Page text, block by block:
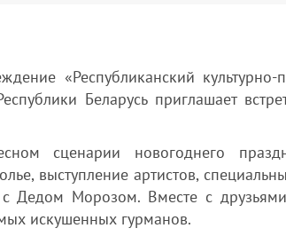
«Республиканский
Беларусь приглашает
сценарии новогоднего
выступление артистов,
Дедом Морозом. Вместе с
искушенных гурманов.